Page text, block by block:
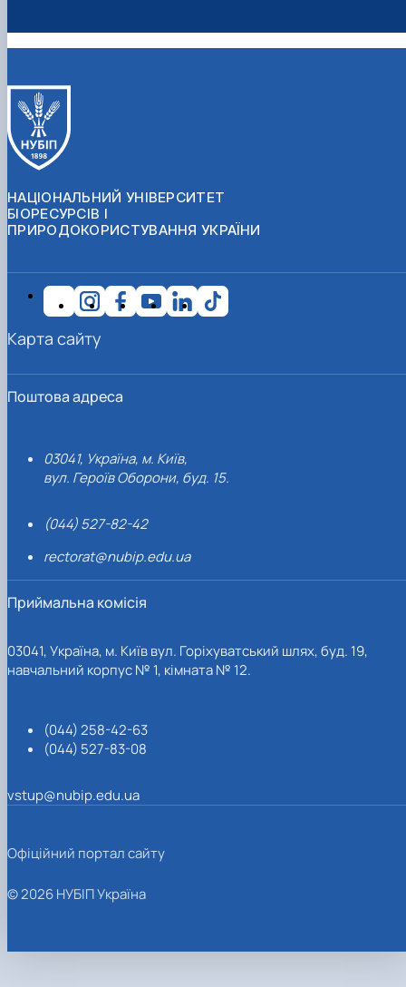
НАЦІОНАЛЬНИЙ УНІВЕРСИТЕТ
БІОРЕСУРСІВ І
ПРИРОДОКОРИСТУВАННЯ УКРАЇНИ
Поштова адреса
03041, Україна, м. Київ,
вул. Героїв Оборони, буд. 15.
(044) 527-82-42
rectorat@nubip.edu.ua
Приймальна комісія
03041, Україна, м. Київ вул. Горіхуватський шлях, буд. 19,
навчальний корпус № 1, кімната № 12.
(044) 258-42-63
(044) 527-83-08
vstup@nubip.edu.ua
Карта сайту
Офіційний портал сайту
© 2026 НУБІП Україна